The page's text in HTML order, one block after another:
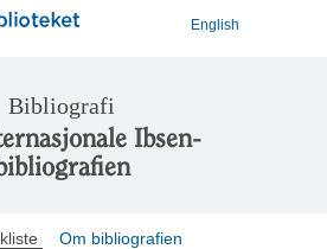
English
Bibliografi
Ibsen-
Om bibliografien